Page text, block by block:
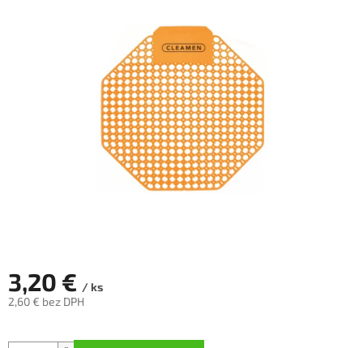
3,20 € / ks
2,60 € bez DPH
cena: